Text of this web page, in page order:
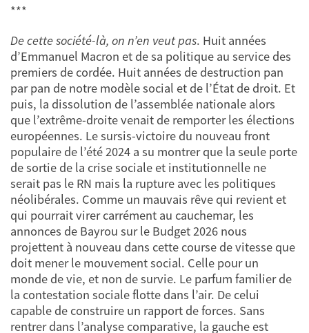
***
De cette société-là, on n’en veut pas. Huit années
d’Emmanuel Macron et de sa politique au service des
premiers de cordée. Huit années de destruction pan
par pan de notre modèle social et de l’État de droit. Et
puis, la dissolution de l’assemblée nationale alors
que l’extrême-droite venait de remporter les élections
européennes. Le sursis-victoire du nouveau front
populaire de l’été 2024 a su montrer que la seule porte
de sortie de la crise sociale et institutionnelle ne
serait pas le RN mais la rupture avec les politiques
néolibérales. Comme un mauvais rêve qui revient et
qui pourrait virer carrément au cauchemar, les
annonces de Bayrou sur le Budget 2026 nous
projettent à nouveau dans cette course de vitesse que
doit mener le mouvement social. Celle pour un
monde de vie, et non de survie. Le parfum familier de
la contestation sociale flotte dans l’air. De celui
capable de construire un rapport de forces. Sans
rentrer dans l’analyse comparative, la gauche est